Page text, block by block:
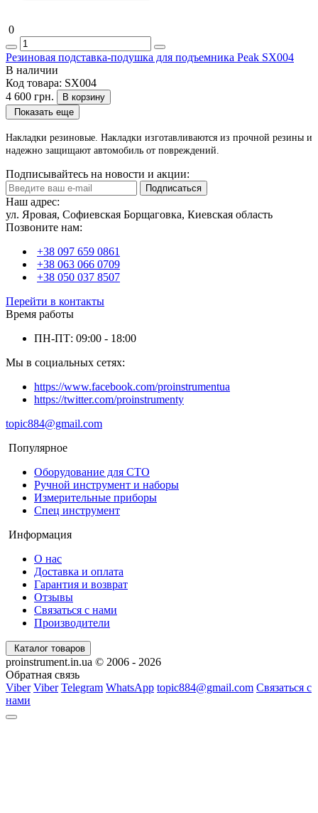
0
Резиновая подставка-подушка для подъемника Peak SX004
В наличии
Код товара: SX004
4 600 грн.
В корзину
Показать еще
Накладки резиновые. Накладки изготавливаются из прочной резины и
надежно защищают автомобиль от повреждений.
Подписывайтесь на новости и акции:
Подписаться
Наш адрес:
ул. Яровая, Софиевская Борщаговка, Киевская область
Позвоните нам:
+38 097 659 0861
+38 063 066 0709
+38 050 037 8507
Перейти в контакты
Время работы
ПН-ПТ: 09:00 - 18:00
Мы в социальных сетях:
https://www.facebook.com/proinstrumentua
https://twitter.com/proinstrumenty
topic884@gmail.com
Популярное
Оборудование для СТО
Ручной инструмент и наборы
Измерительные приборы
Спец инструмент
Информация
О нас
Доставка и оплата
Гарантия и возврат
Отзывы
Связаться с нами
Производители
Каталог товаров
proinstrument.in.ua © 2006 - 2026
Обратная связь
Viber Viber Telegram WhatsApp topic884@gmail.com Связаться с
нами